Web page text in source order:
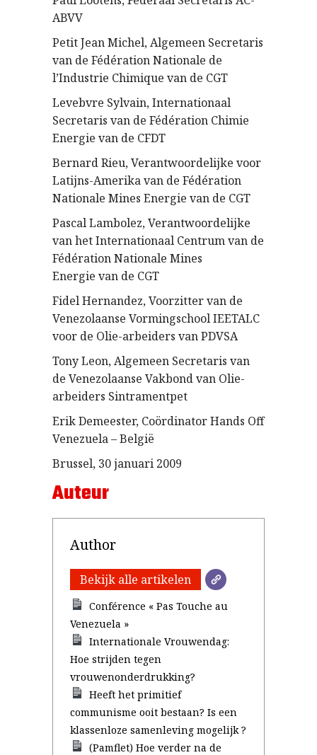
ABVV
Petit Jean Michel, Algemeen Secretaris
van de Fédération Nationale de
l’Industrie Chimique van de CGT
Levebvre Sylvain, Internationaal
Secretaris van de Fédération Chimie
Energie van de CFDT
Bernard Rieu, Verantwoordelijke voor
Latijns-Amerika van de Fédération
Nationale Mines Energie van de CGT
Pascal Lambolez, Verantwoordelijke
van het Internationaal Centrum van de
Fédération Nationale Mines
Energie van de CGT
Fidel Hernandez, Voorzitter van de
Venezolaanse Vormingschool IEETALC
voor de Olie-arbeiders van PDVSA
Tony Leon, Algemeen Secretaris van
de Venezolaanse Vakbond van Olie-
arbeiders Sintramentpet
Erik Demeester, Coördinator Hands Off
Venezuela – België
Brussel, 30 januari 2009
Auteur
Author
Bekijk alle artikelen
Conférence « Pas Touche au
Venezuela »
Internationale Vrouwendag:
Hoe strijden tegen
vrouwenonderdrukking?
Heeft het primitief
communisme ooit bestaan? Is een
klassenloze samenleving mogelijk ?
(Pamflet) Hoe verder na de